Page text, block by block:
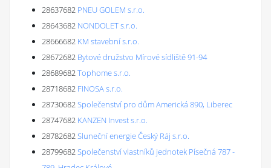
28637682 PNEU GOLEM s.r.o.
28643682 NONDOLET s.r.o.
28666682 KM stavební s.r.o.
28672682 Bytové družstvo Mírové sídliště 91-94
28689682Tophome s.r.o.
28718682 FINOSA s.r.o.
28730682Společenství pro dům Americká 890, Liberec
28747682 KANZEN Invest s.r.o.
28782682Sluneční energie Český Ráj s.r.o.
28799682Společenství vlastníků jednotek Písečná 787 -